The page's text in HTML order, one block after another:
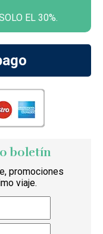
EL 30%.
boletín
promociones
viaje.